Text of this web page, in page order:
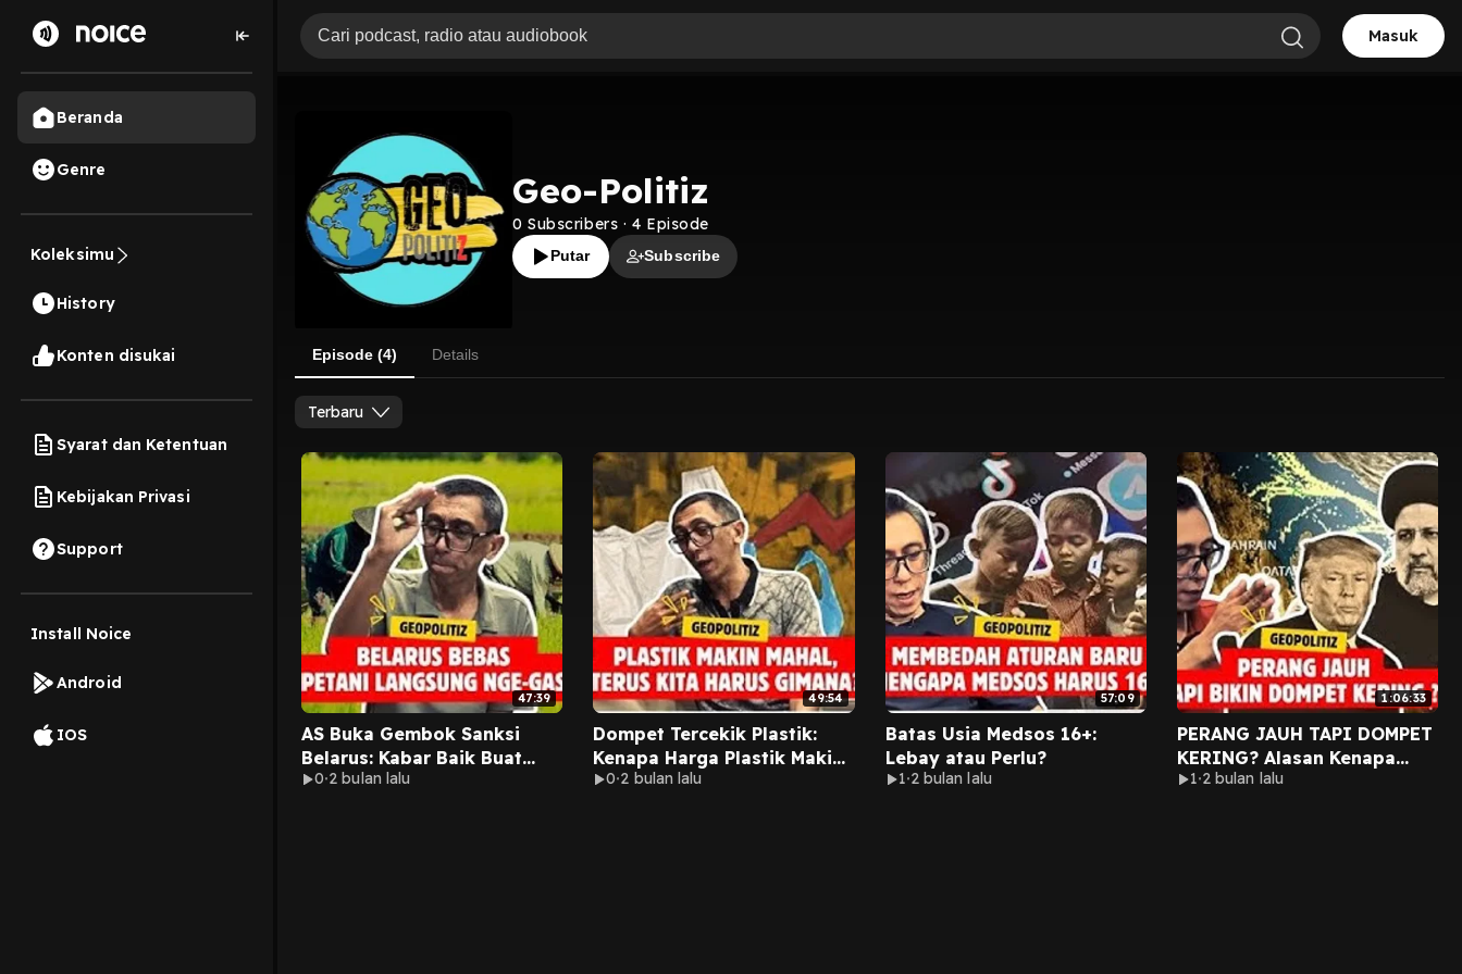
Beranda
Genre
Koleksimu
History
Konten disukai
Syarat dan Ketentuan
Kebijakan Privasi
Support
Install Noice
Android
IOS
Masuk
Geo-Politiz
0 Subscribers · 4 Episode
Putar Subscribe
Episode (4) Details
Terbaru
47:39
AS Buka Gembok Sanksi
Belarus: Kabar Baik Buat
Petani?
0 2 bulan lalu
49:54
Dompet Tercekik Plastik:
Kenapa Harga Plastik Makin
Mahal dan Gak Ramah
0 2 bulan lalu
57:09
Batas Usia Medsos 16+:
Lebay atau Perlu?
1 2 bulan lalu
1:06:33
PERANG JAUH TAPI DOMPET
KERING? Alasan Kenapa
Konflik Geopolitik Bikin
1 2 bulan lalu